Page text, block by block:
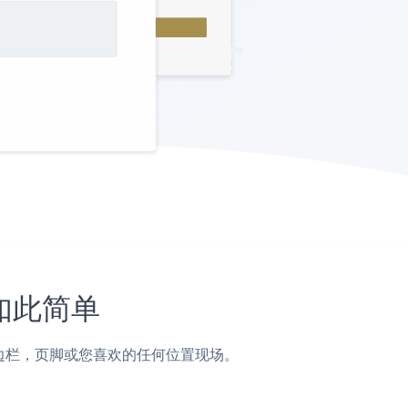
简单
，页脚或您喜欢的任何位置现场。